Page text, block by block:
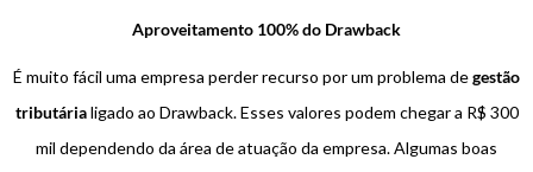
Aproveitamento 100% do Drawback
É muito fácil uma empresa perder recurso por um problema degestão
tributárialigado ao Drawback. Esses valores podem chegar a R$ 300
mil dependendo da área de atuação da empresa. Algumas boas